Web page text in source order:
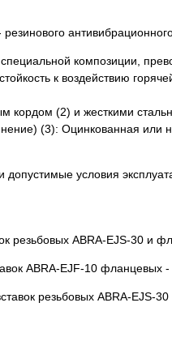
композиции,
к воздействию
кордом (2) и жесткими
(3): Оцинкованная или
резьбовых ABRA-EJS-30 и
резьбовых ABRA-EJS-